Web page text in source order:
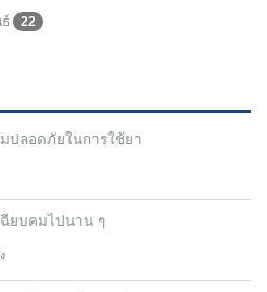
22
ปลอดภัยในการใช้ยา
ฉียบคมไปนาน ๆ